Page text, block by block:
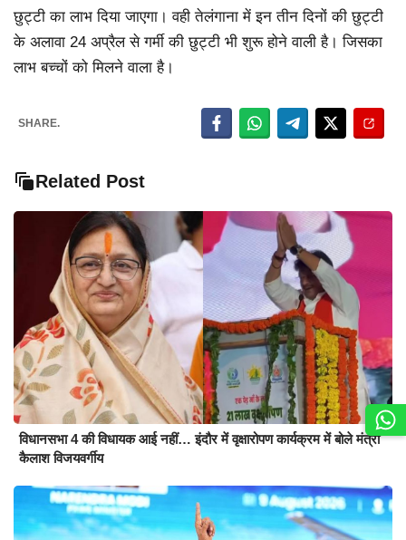
छुट्टी का लाभ दिया जाएगा। वही तेलंगाना में इन तीन दिनों की छुट्टी
के अलावा 24 अप्रैल से गर्मी की छुट्टी भी शुरू होने वाली है। जिसका
लाभ बच्चों को मिलने वाला है।
SHARE.
Related Post
विधानसभा 4 की विधायक आई नहीं… इंदौर में वृक्षारोपण कार्यक्रम में बोले मंत्री
कैलाश विजयवर्गीय